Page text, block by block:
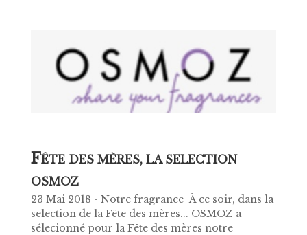
FÊTE DES MÈRES, LA SELECTION
OSMOZ
23 Mai 2018 - Notre fragrance À ce soir, dans la
selection de la Fête des mères... OSMOZ a
sélecionné pour la Fête des mères notre